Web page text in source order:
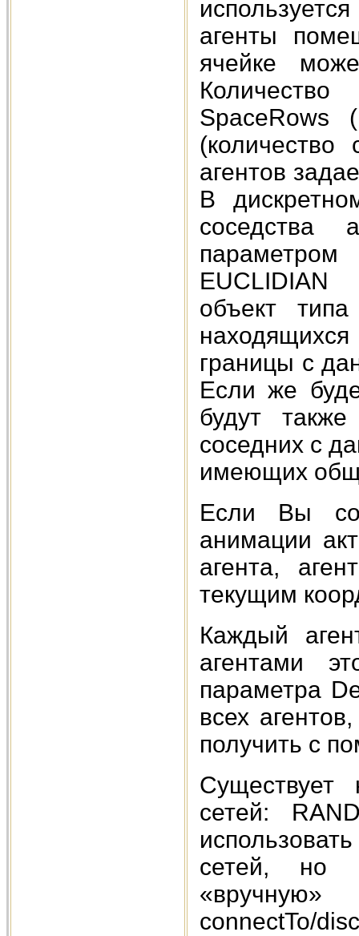
агенты
ячейке
SpaceRows
(количество
агентов
В
соседства
параметром
EUCLIDIAN
объект
границы с
Если же
будут
соседних с
имеющих
Если Вы
анимации
агента,
текущим
Каждый
агентами
параметра
всех
получить с
Существует
сетей:
сетей, но
connectTo/